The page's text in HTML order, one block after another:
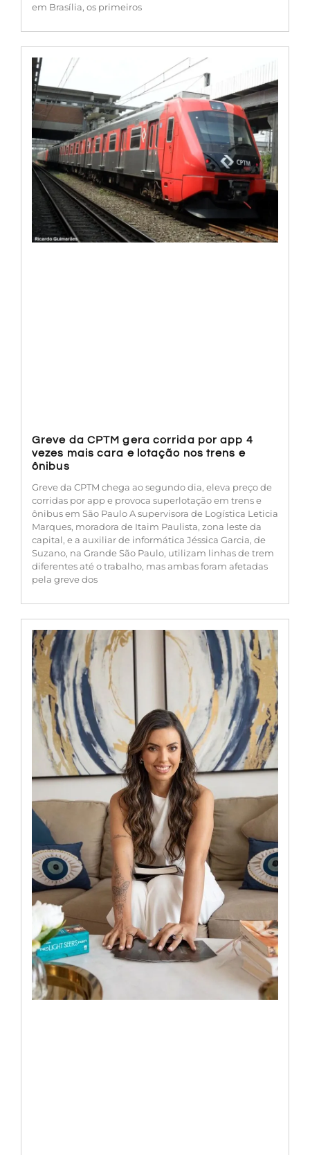
em Brasília, os primeiros
Greve da CPTM gera corrida por app 4
vezes mais cara e lotação nos trens e
ônibus
Greve da CPTM chega ao segundo dia, eleva preço de
corridas por app e provoca superlotação em trens e
ônibus em São Paulo A supervisora de Logística Leticia
Marques, moradora de Itaim Paulista, zona leste da
capital, e a auxiliar de informática Jéssica Garcia, de
Suzano, na Grande São Paulo, utilizam linhas de trem
diferentes até o trabalho, mas ambas foram afetadas
pela greve dos